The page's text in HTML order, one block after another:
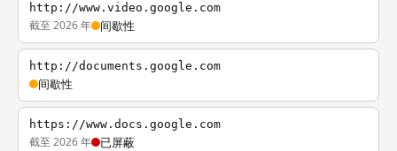
http://www.video.google.com
截至 2026 年 间歇性
http://documents.google.com
间歇性
https://www.docs.google.com
截至 2026 年 已屏蔽